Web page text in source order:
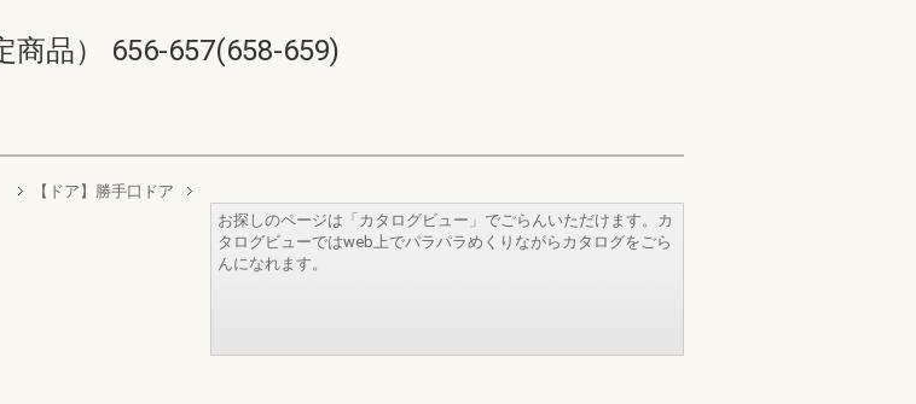
商品） 656-657(658-659)
【ドア】勝手口ドア
お探しのページは「カタログビュー」でごらんいただけます。カ
タログビューではweb上でパラパラめくりながらカタログをごら
んになれます。